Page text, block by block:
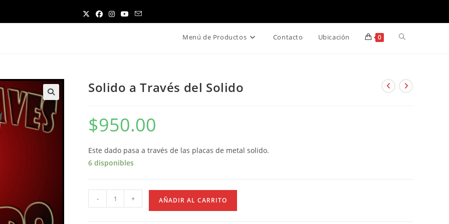
Menú de Productos Contacto Ubicación 0 Alternar
de
Solido a Través del Solido
$950.00
Este dado pasa a través de las placas de metal solido.
6 disponibles
a
- + AÑADIR AL CARRITO